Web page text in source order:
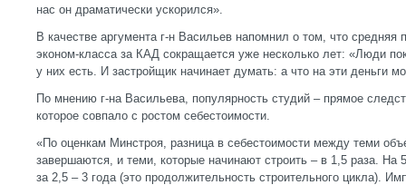
нас он драматически ускорился».
В качестве аргумента г-н Васильев напомнил о том, что средняя
эконом-класса за КАД сокращается уже несколько лет: «Люди
у них есть. И застройщик начинает думать: а что на эти деньги
По мнению г-на Васильева, популярность студий – прямое
которое совпало с ростом себестоимости.
«По оценкам Минстроя, разница в себестоимости между теми
завершаются, и теми, которые начинают строить – в 1,5 раза.
за 2,5 – 3 года (это продолжительность строительного цикла).